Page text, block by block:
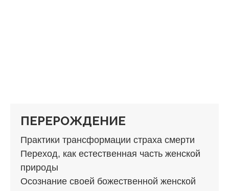
ПЕРЕРОЖДЕНИЕ
Практики трансформации страха смерти
Переход, как естественная часть женской
природы
Осознание своей божественной женской